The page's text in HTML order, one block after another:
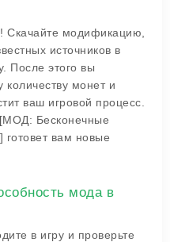
Скачайте модификацию,
источников в
После этого вы
количеству монет и
ваш игровой процесс.
[МОД: Бесконечные
вам новые
мода в
в игру и проверьте